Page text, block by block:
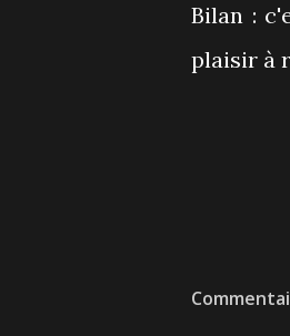
Bilan :
plaisir à